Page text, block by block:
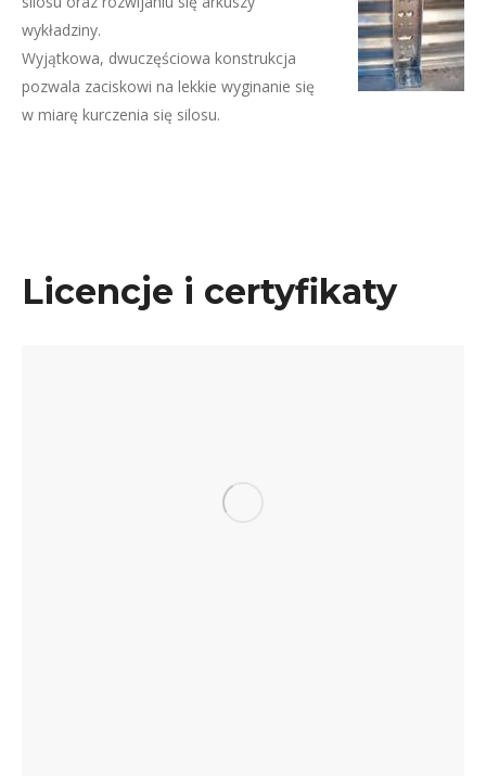
wykładziny.
Wyjątkowa, dwuczęściowa konstrukcja
pozwala zaciskowi na lekkie wyginanie się
w miarę kurczenia się silosu.
Licencje i certyfikaty